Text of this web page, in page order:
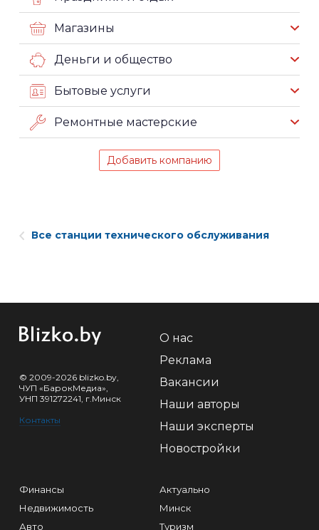
Магазины
Деньги и общество
Бытовые услуги
Ремонтные мастерские
Добавить компанию
Все станции технического обслуживания
© 2009-2026 blizko.by,
ЧУП «БарокМедиа»,
УНП 391272241, г.Минск
Контакты
О нас
Реклама
Вакансии
Наши авторы
Наши эксперты
Новостройки
Финансы
Недвижимость
Авто
Актуально
Минск
Туризм